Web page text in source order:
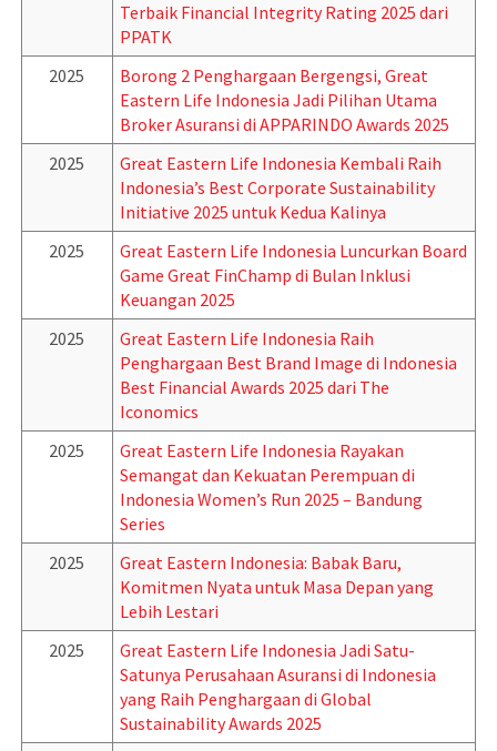
Terbaik Financial Integrity Rating 2025 dari
PPATK
2025
Borong 2 Penghargaan Bergengsi, Great
Eastern Life Indonesia Jadi Pilihan Utama
Broker Asuransi di APPARINDO Awards 2025
2025
Great Eastern Life Indonesia Kembali Raih
Indonesia’s Best Corporate Sustainability
Initiative 2025 untuk Kedua Kalinya
2025
Great Eastern Life Indonesia Luncurkan Board
Game Great FinChamp di Bulan Inklusi
Keuangan 2025
2025
Great Eastern Life Indonesia Raih
Penghargaan Best Brand Image di Indonesia
Best Financial Awards 2025 dari The
Iconomics
2025
Great Eastern Life Indonesia Rayakan
Semangat dan Kekuatan Perempuan di
Indonesia Women’s Run 2025 – Bandung
Series
2025
Great Eastern Indonesia: Babak Baru,
Komitmen Nyata untuk Masa Depan yang
Lebih Lestari
2025
Great Eastern Life Indonesia Jadi Satu-
Satunya Perusahaan Asuransi di Indonesia
yang Raih Penghargaan di Global
Sustainability Awards 2025